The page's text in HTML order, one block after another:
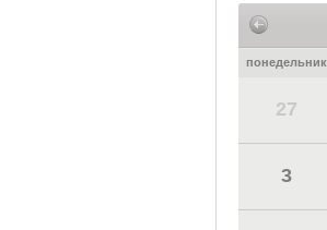
понедельник
27
3